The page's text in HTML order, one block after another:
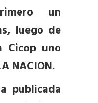
un
luego de
Cicop uno
NACION.
publicada